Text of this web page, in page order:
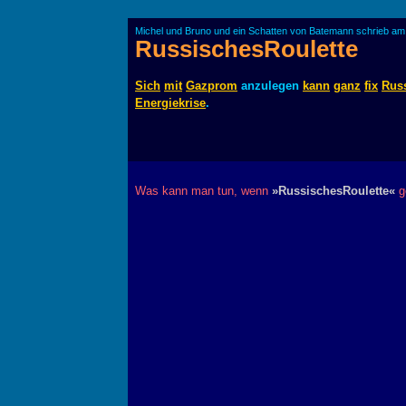
Michel und Bruno und ein Schatten von Batemann schrieb
RussischesRoulette
Sich mit Gazprom anzulegen kann ganz fix
Energiekrise.
Was kann man tun, wenn »RussischesRoulette«